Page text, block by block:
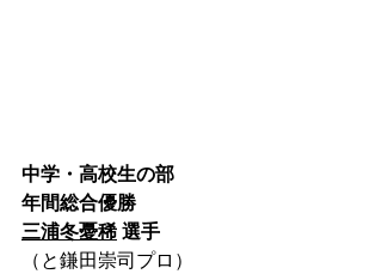
中学・高校生の部
年間総合優勝
三浦冬憂稀 選手
（と鎌田崇司プロ）